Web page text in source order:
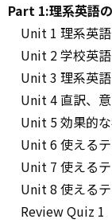
Part 1:理系英語
Unit 1 理系英
Unit 2 学校英
Unit 3 理系英
Unit 4 直訳、
Unit 5 効果的
Unit 6 使える
Unit 7 使える
Unit 8 使える
Review Quiz 1